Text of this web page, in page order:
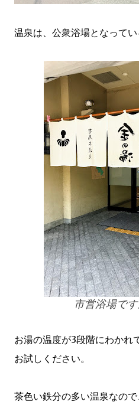
温泉は、公衆浴場となってい
市営浴場で
お湯の温度が3段階にわかれ
お試しください。
茶色い鉄分の多い温泉なの